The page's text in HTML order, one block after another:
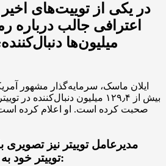
در یکی از توییت‌های
اعترافی جالب درباره
میلیون‌ها
ایلان ماسک، سرمایه‌گذار مشهور
بیش از ۱۲۹٫۴ میلیون دنبال‌کننده
مدیرعامل توییتر نیز
توییتر خود به اشتراک گذاشته است: